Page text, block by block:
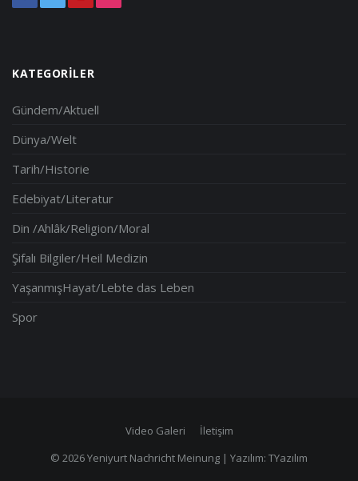
KATEGORILER
Gündem/Aktuell
Dünya/Welt
Tarih/Historie
Edebiyat/Literatur
Din /Ahlâk/Religion/Moral
Şifalı Bilgiler/Heil Medizin
YaşanmışHayat/Lebte das Leben
Spor
Video Galeri
İletişim
© 2026 Yeniyurt Nachricht Meinung | Yazılım: TYazılım